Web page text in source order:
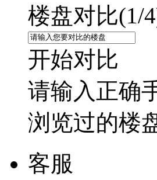
楼盘对比(1/
开始对比
请输入正确
浏览过的楼
客服